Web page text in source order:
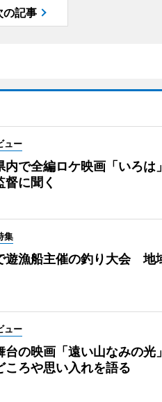
の記事
ュー
内で全編ロケ映画「いろ
督に聞く
集
遊漁船主催の釣り大会 地
ュー
台の映画「遠い山なみの
ころや思い入れを語る